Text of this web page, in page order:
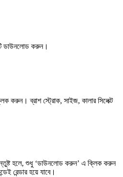
ডাউনলোড করুন।
করুন। ব্রাশ স্ট্রোক, সাইজ, কালার সিলেক্ট
হলে, শুধু ‘ডাউনলোড করুন’ এ ক্লিক করুন
রেন্ডার হয়ে যাবে।